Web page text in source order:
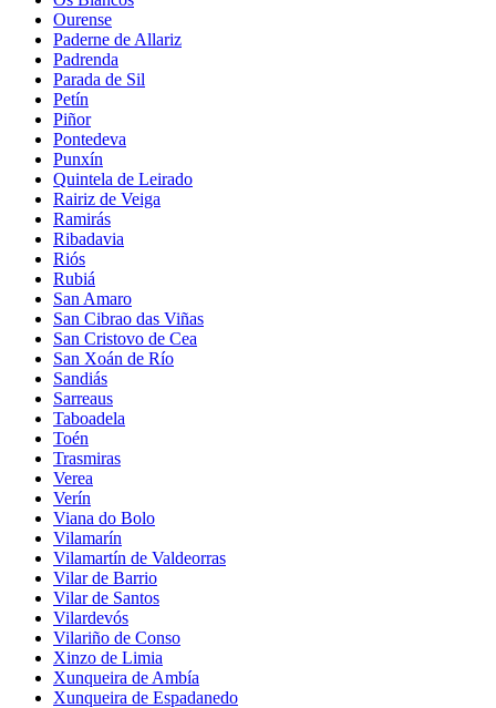
Ourense
Paderne de Allariz
Padrenda
Parada de Sil
Petín
Piñor
Pontedeva
Punxín
Quintela de Leirado
Rairiz de Veiga
Ramirás
Ribadavia
Riós
Rubiá
San Amaro
San Cibrao das Viñas
San Cristovo de Cea
San Xoán de Río
Sandiás
Sarreaus
Taboadela
Toén
Trasmiras
Verea
Verín
Viana do Bolo
Vilamarín
Vilamartín de Valdeorras
Vilar de Barrio
Vilar de Santos
Vilardevós
Vilariño de Conso
Xinzo de Limia
Xunqueira de Ambía
Xunqueira de Espadanedo